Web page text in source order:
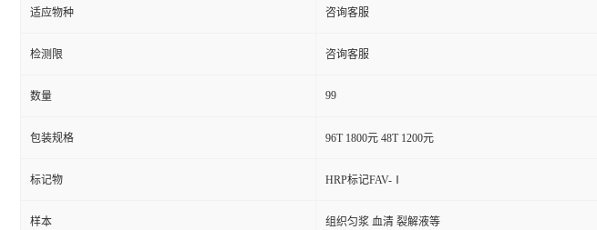
适应物种 咨询客服
检测限 咨询客服
数量 99
包装规格 96T 1800元 48T 1200元
标记物 HRP标记FAV-Ⅰ
样本 组织匀浆 血清 裂解液等